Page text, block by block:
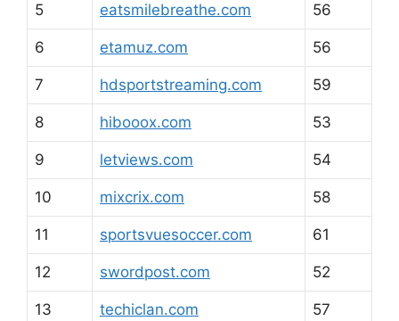
5 eatsmilebreathe.com 56
6 etamuz.com 56
7 hdsportstreaming.com 59
8 hibooox.com 53
9 letviews.com 54
10 mixcrix.com 58
11 sportsvuesoccer.com 61
12 swordpost.com 52
13 techiclan.com 57